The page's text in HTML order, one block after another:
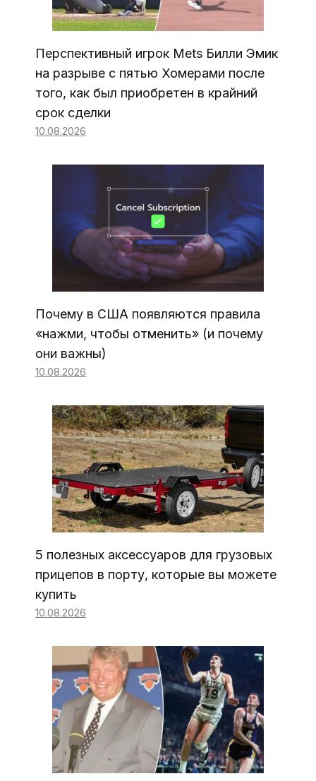
Перспективный игрок Mets Билли Эмик
на разрыве с пятью Хомерами после
того, как был приобретен в крайний
срок сделки
10.08.2026
Почему в США появляются правила
«нажми, чтобы отменить» (и почему
они важны)
10.08.2026
5 полезных аксессуаров для грузовых
прицепов в порту, которые вы можете
купить
10.08.2026